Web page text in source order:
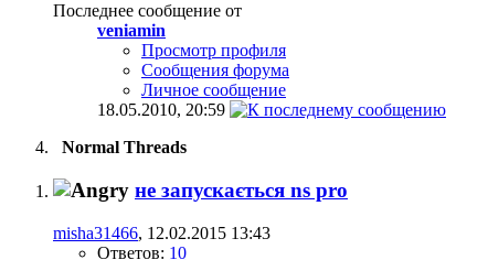
Последнее сообщение от
veniamin
Просмотр профиля
Сообщения форума
Личное сообщение
18.05.2010, 20:59
Normal Threads
не запускається ns pro
misha31466, 12.02.2015 13:43
Ответов: 10